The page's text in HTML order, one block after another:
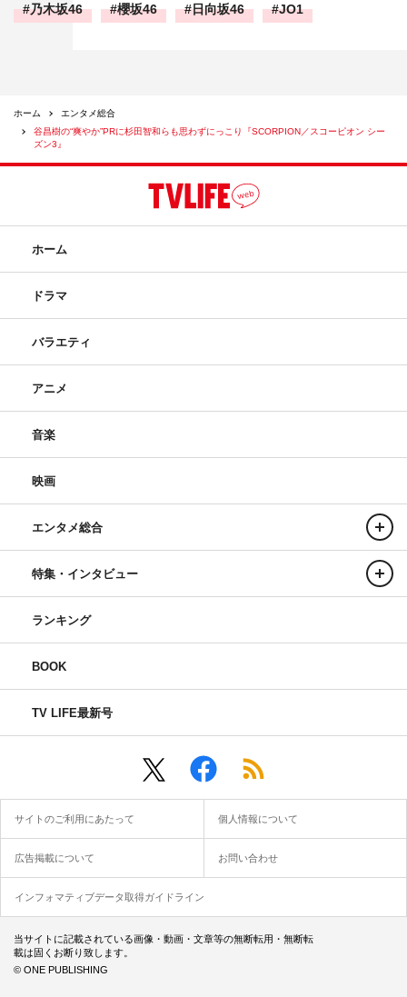
乃木坂46 櫻坂46 日向坂46 JO1
ホーム
エンタメ総合
谷昌樹の“爽やか”PRに杉田智和らも思わずにっこり『SCORPION／スコーピオン シー
ズン3』
ホーム
ドラマ
バラエティ
アニメ
音楽
映画
エンタメ総合
特集・インタビュー
ランキング
BOOK
TV LIFE最新号
サイトのご利用にあたって 個人情報について
広告掲載について お問い合わせ
インフォマティブデータ取得ガイドライン
当サイトに記載されている画像・動画・文章等の無断転用・無断転
載は固くお断り致します。
© ONE PUBLISHING